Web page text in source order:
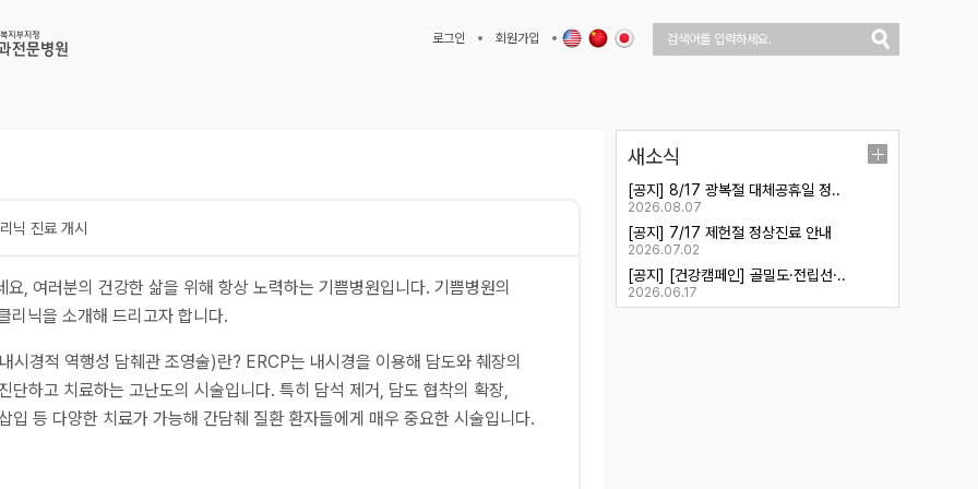
로그인 회원가입
닉 진료 개시
요, 여러분의 건강한 삶을 위해 항상 노력하는 기쁨병원입니다. 기쁨병원의
리닉을 소개해 드리고자 합니다.
시경적 역행성 담췌관 조영술)란? ERCP는 내시경을 이용해 담도와 췌장의
단하고 치료하는 고난도의 시술입니다. 특히 담석 제거, 담도 협착의 확장,
입 등 다양한 치료가 가능해 간담췌 질환 환자들에게 매우 중요한 시술입니다.
새소식
[공지] 8/17 광복절 대체공휴일 정..
2026.08.07
[공지] 7/17 제헌절 정상진료 안내
2026.07.02
[공지] [건강캠페인] 골밀도·전립선·..
2026.06.17